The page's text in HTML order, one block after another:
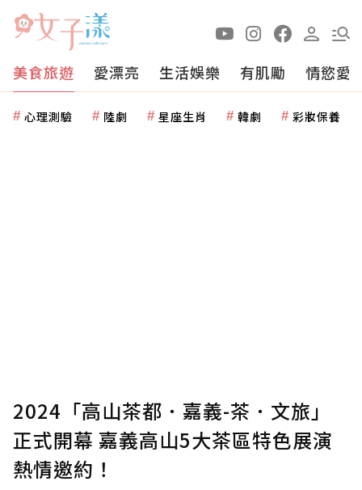
美食旅遊 愛漂亮 生活娛樂 有肌勵 情慾愛
心理測驗 陸劇 星座生肖 韓劇 彩妝保養
2024「高山茶都．嘉義-茶．文旅」
正式開幕 嘉義高山5大茶區特色展演
熱情邀約！